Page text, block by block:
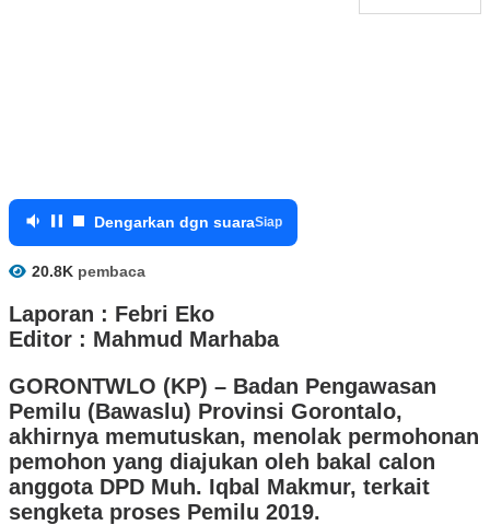
Dengarkan dgn suaraSiap
20.8K pembaca
Laporan : Febri Eko
Editor : Mahmud Marhaba
GORONTWLO (KP) – Badan Pengawasan
Pemilu (Bawaslu) Provinsi Gorontalo,
akhirnya memutuskan, menolak permohonan
pemohon yang diajukan oleh bakal calon
anggota DPD Muh. Iqbal Makmur, terkait
sengketa proses Pemilu 2019.